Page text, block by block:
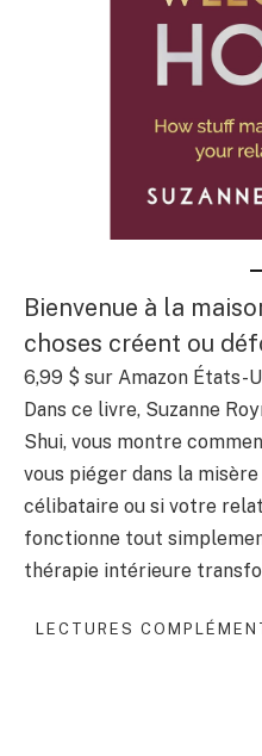
Bienvenue à la
choses créent ou
6,99 $ sur Amazon États-
Dans ce livre, Suzanne
Shui, vous montre
vous piéger dans la
célibataire ou si votre
fonctionne tout
thérapie intérieure
LECTURES